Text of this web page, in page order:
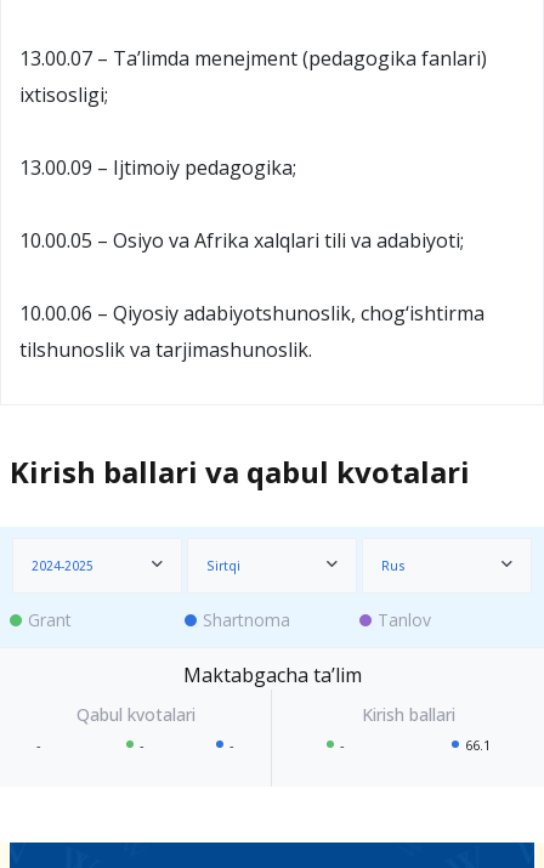
13.00.07 – Ta’limda menejment (pedagogika fanlari)
ixtisosligi;
13.00.09 – Ijtimoiy pedagogika;
10.00.05 – Osiyo va Afrika xalqlari tili va adabiyoti;
10.00.06 – Qiyosiy adabiyotshunoslik, chog‘ishtirma
tilshunoslik va tarjimashunoslik.
Kirish ballari va qabul kvotalari
2024-2025 Sirtqi Rus
Grant Shartnoma Tanlov
Maktabgacha taʼlim
- - - - 66.1